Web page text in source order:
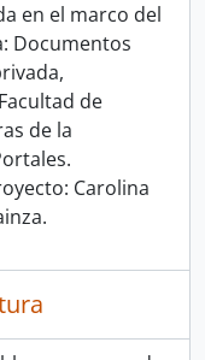
en el marco del
Documentos
de
de la
Carolina